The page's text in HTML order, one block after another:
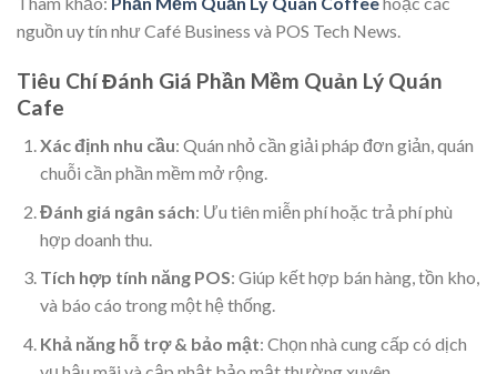
nguồn uy tín như Café Business và POS Tech News.
Tiêu Chí Đánh Giá Phần Mềm Quản Lý Quán
Cafe
Xác định nhu cầu: Quán nhỏ cần giải pháp đơn giản, quán
chuỗi cần phần mềm mở rộng.
Đánh giá ngân sách: Ưu tiên miễn phí hoặc trả phí phù
hợp doanh thu.
Tích hợp tính năng POS: Giúp kết hợp bán hàng, tồn kho,
và báo cáo trong một hệ thống.
Khả năng hỗ trợ & bảo mật: Chọn nhà cung cấp có dịch